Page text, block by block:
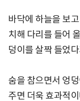
바닥에 하늘을 보
치해 다리를 들어
덩이를 살짝 들었
숨을 참으면서 엉
주면 더욱 효과적